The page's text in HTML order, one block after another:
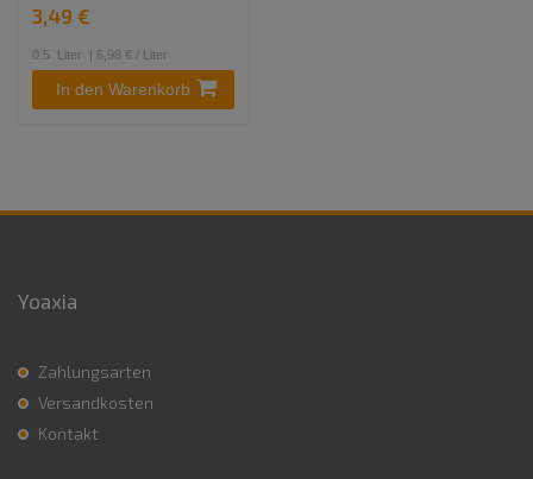
3,49 €
0.5 Liter | 6,98 € / Liter
In den Warenkorb
Yoaxia
Zahlungsarten
Versandkosten
Kontakt